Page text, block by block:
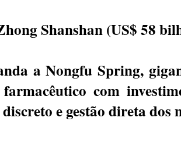
Shanshan (US$ 58
a Nongfu Spring,
com
e gestão direta dos